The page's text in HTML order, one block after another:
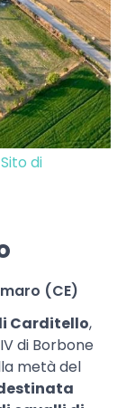
di
(CE)
Carditello,
di Borbone
metà del